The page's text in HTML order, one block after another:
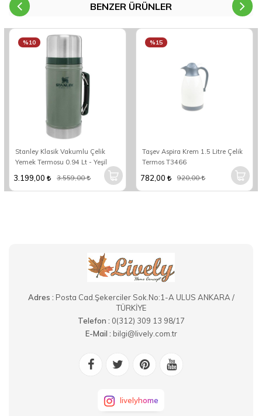
BENZER ÜRÜNLER
Stanley Klasik Vakumlu Çelik
Yemek Termosu 0.94 Lt - Yeşil
%10
3.199,00 3.559,00
Taşev Aspira Krem 1.5 Litre Çelik
Termos T3466
%15
782,00 920,00
Adres : Posta Cad.Şekerciler Sok.No:1-A ULUS ANKARA /
TÜRKİYE
Telefon : 0(312) 309 13 98/17
E-Mail : bilgi@lively.com.tr
livelyhome